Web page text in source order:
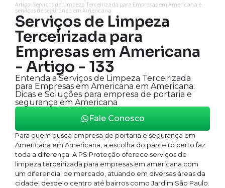
Artigo: Serviços de Limpeza Terceirizada para Empresas em Americana e
serviços de segurança em Americana
Serviços de Limpeza
Terceirizada para
Empresas em Americana
- Artigo - 133
Entenda a Serviços de Limpeza Terceirizada
para Empresas em Americana em Americana:
Dicas e Soluções para empresa de portaria e
segurança em Americana
Fale Conosco
Para quem busca empresa de portaria e segurança em
Americana em Americana, a escolha do parceiro certo faz
toda a diferença. A PS Proteção oferece serviços de
limpeza terceirizada para empresas em americana com
um diferencial de mercado, atuando em diversas áreas da
cidade, desde o centro até bairros como Jardim São Paulo.